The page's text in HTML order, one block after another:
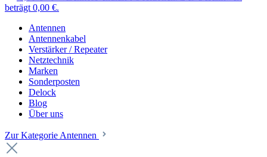
beträgt 0,00 €.
Antennen
Antennenkabel
Verstärker / Repeater
Netztechnik
Marken
Sonderposten
Delock
Blog
Über uns
Zur Kategorie Antennen